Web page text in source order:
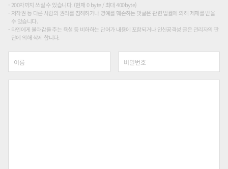
200자까지 쓰실 수 있습니다. (현재 0 byte / 최대 400byte)
저작권 등 다른 사람의 권리를 침해하거나 명예를 훼손하는 댓글은 관련 법률에 의해 제재를 받을
수 있습니다.
타인에게 불쾌감을 주는 욕설 등 비하하는 단어가 내용에 포함되거나 인신공격성 글은 관리자의 판
단에 의해 삭제 합니다.